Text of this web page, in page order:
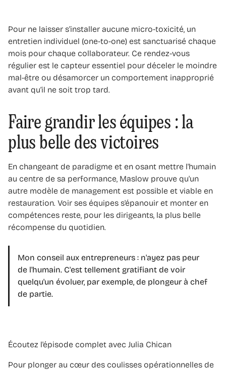
Pour ne laisser s'installer aucune micro-toxicité, un
entretien individuel (one-to-one) est sanctuarisé chaque
mois pour chaque collaborateur. Ce rendez-vous
régulier est le capteur essentiel pour déceler le moindre
mal-être ou désamorcer un comportement inapproprié
avant qu’il ne soit trop tard.
Faire grandir les équipes : la
plus belle des victoires
En changeant de paradigme et en osant mettre l'humain
au centre de sa performance, Maslow prouve qu'un
autre modèle de management est possible et viable en
restauration. Voir ses équipes s'épanouir et monter en
compétences reste, pour les dirigeants, la plus belle
récompense du quotidien.
Mon conseil aux entrepreneurs : n'ayez pas peur
de l'humain. C'est tellement gratifiant de voir
quelqu'un évoluer, par exemple, de plongeur à chef
de partie.
Écoutez l'épisode complet avec Julia Chican
Pour plonger au cœur des coulisses opérationnelles de